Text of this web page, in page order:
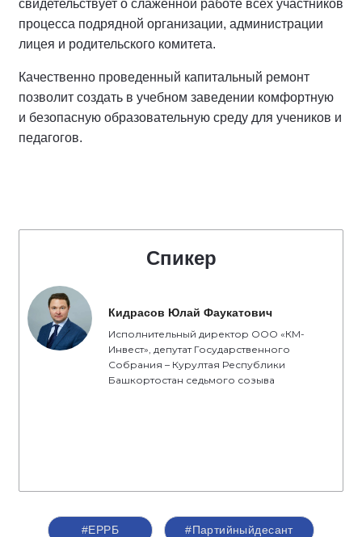
свидетельствует о слаженной работе всех участников
процесса подрядной организации, администрации
лицея и родительского комитета.
Качественно проведенный капитальный ремонт
позволит создать в учебном заведении комфортную
и безопасную образовательную среду для учеников и
педагогов.
Спикер
Кидрасов Юлай Фаукатович
Исполнительный директор ООО «КМ-
Инвест», депутат Государственного
Собрания – Курултая Республики
Башкортостан седьмого созыва
#ЕРРБ #Партийныйдесант